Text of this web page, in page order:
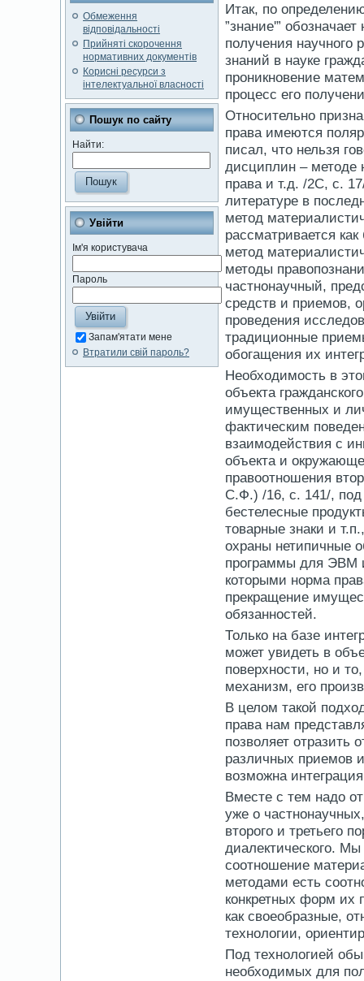
Обмеження
відповідальності
Прийняті скорочення
нормативних документів
Корисні ресурси з
інтелектуальної власності
Пошук по сайту
Найти:
Увійти
Ім'я користувача
Пароль
Запам'ятати мене
Втратили свій пароль?
Итак, по
”знание'”
получения научного
знаний в науке
проникновение
процесс его
Относительно
права имеются
писал, что нельзя
дисциплин – методе
права и т.д. /2С, с.
литературе в
метод
рассматривается
метод
методы
частнонаучный,
средств и приемов,
проведения
традиционные
обогащения их
Необходимость в
объекта
имущественных и
фактическим
взаимодействия с
объекта и
правоотношения
С.Ф.) /16, с. 141/, под
бестелесные
товарные знаки и
охраны нетипичные
программы для ЭВМ
которыми норма
прекращение
обязанностей.
Только на базе
может увидеть в
поверхности, но и
механизм, его
В целом такой
права нам
позволяет отразить
различных приемов
возможна
Вместе с тем надо
уже о
второго и третьего
диалектического.
соотношение
методами есть
конкретных форм их
как своеобразные,
технологии,
Под технологией
необходимых для